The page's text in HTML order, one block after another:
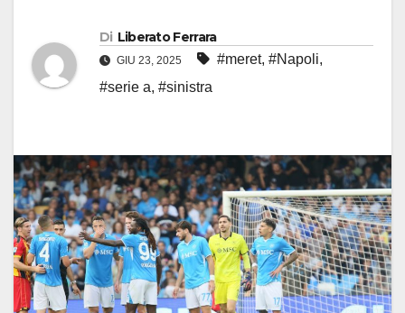
Di Liberato Ferrara
GIU 23, 2025 #meret, #Napoli,
#serie a, #sinistra